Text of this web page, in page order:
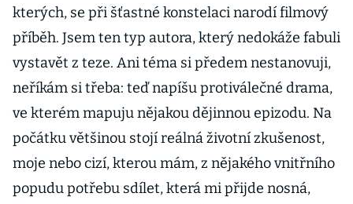
kterých, se při šťastné konstelaci narodí filmový
příběh. Jsem ten typ autora, který nedokáže fabuli
vystavět z teze. Ani téma si předem nestanovuji,
neříkám si třeba: teď napíšu protiválečné drama,
ve kterém mapuju nějakou dějinnou epizodu. Na
počátku většinou stojí reálná životní zkušenost,
moje nebo cizí, kterou mám, z nějakého vnitřního
popudu potřebu sdílet, která mi přijde nosná,